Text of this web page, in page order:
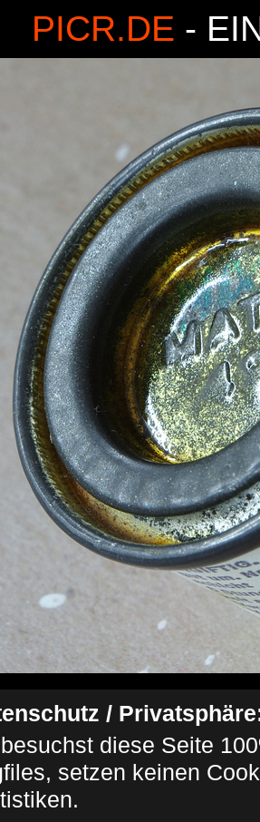
PICR.DE -
/
diese Seite
setzen keinen